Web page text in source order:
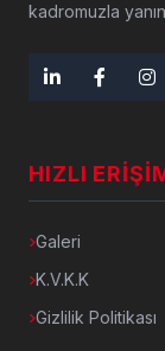
kadromuzla
HIZLI
Galeri
K.V.K.K
Gizlilik Politikası